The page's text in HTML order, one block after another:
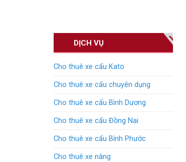
DỊCH VỤ
Cho thuê xe cẩu Kato
Cho thuê xe cẩu chuyên dụng
Cho thuê xe cẩu Bình Dương
Cho thuê xe cẩu Đồng Nai
Cho thuê xe cẩu Bình Phước
Cho thuê xe nâng